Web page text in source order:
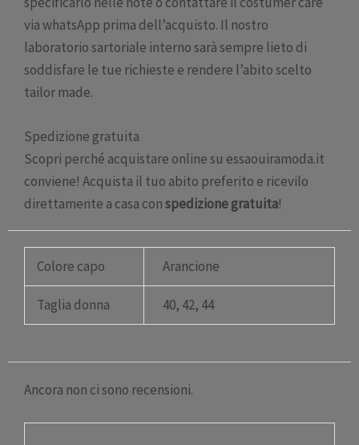
via whatsApp prima dell’acquisto. Il nostro
laboratorio sartoriale interno sarà sempre lieto di
soddisfare le tue richieste e rendere l’abito scelto
tailor made.
Spedizione gratuita
Scopri perché acquistare online su essaouiramoda.it
conviene! Acquista il tuo abito preferito e ricevilo
direttamente a casa conspedizione gratuita!
Colore capo Arancione
Taglia donna 40, 42, 44
Ancora non ci sono recensioni.